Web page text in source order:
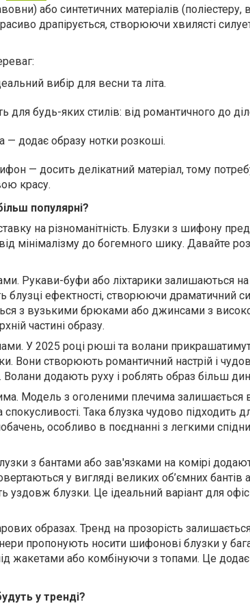
або синтетичних матеріалів (поліестеру,
драпірується, створюючи хвилясті
вибір для весни та літа.
для будь-яких стилів: від романтичного до
— додає образу нотки розкоші.
— досить делікатний матеріал, тому
красу.
популярні?
на різноманітність. Блузки з шифону
мінімалізму до богемного шику. Давайте
Рукави-буфи або ліхтарики залишаються на
блузці ефектності, створюючи драматичний
з вузькими брюками або джинсами з
частині образу.
У 2025 році рюші та волани
Вони створюють романтичний настрій і
Волани додають руху і роблять образ більш
Модель з оголеними плечима залишається
Така блузка чудово підходить
особливо в поєднанні з легкими
з бантами або зав'язками на комірі
у вигляді великих об’ємних бантів
уздовж блузки. Це ідеальний варіант для
образах. Тренд на прозорість
пропонують носити шифонові блузки у
жакетами або комбінуючи з топами. Це
у тренді?